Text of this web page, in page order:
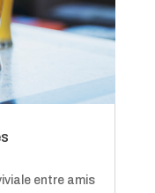
entre amis